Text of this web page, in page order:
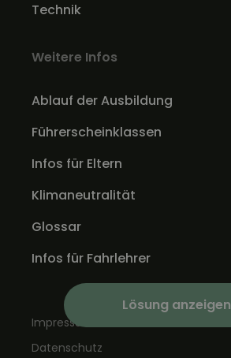
Lösung anzeigen
Technik
Weitere Infos
Ablauf der Ausbildung
Führerscheinklassen
Infos für Eltern
Klimaneutralität
Glossar
Infos für Fahrlehrer
Impressum
Datenschutz